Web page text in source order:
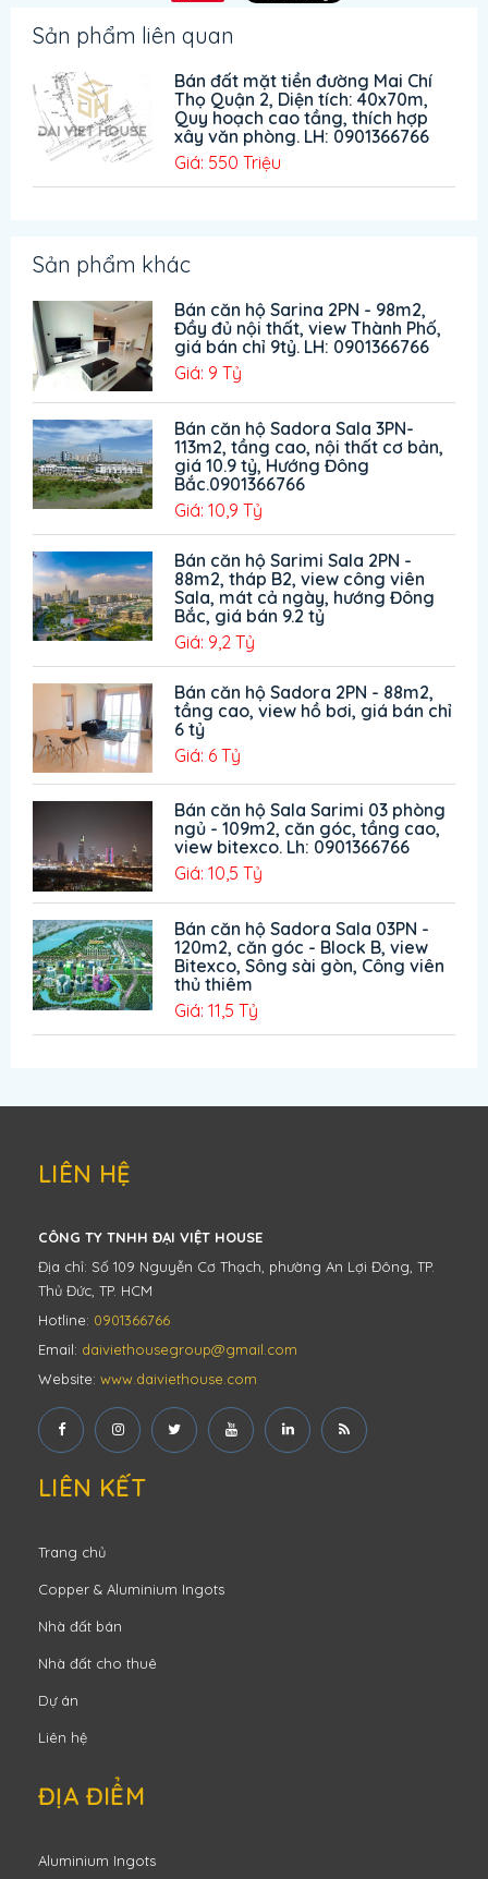
Sản phẩm liên quan
Bán đất mặt tiền đường Mai Chí
Thọ Quận 2, Diện tích: 40x70m,
Quy hoạch cao tầng, thích hợp
xây văn phòng. LH: 0901366766
Giá: 550 Triệu
Sản phẩm khác
Bán căn hộ Sarina 2PN - 98m2,
Đầy đủ nội thất, view Thành Phố,
giá bán chỉ 9tỷ. LH: 0901366766
Giá: 9 Tỷ
Bán căn hộ Sadora Sala 3PN-
113m2, tầng cao, nội thất cơ bản,
giá 10.9 tỷ, Hướng Đông
Bắc.0901366766
Giá: 10,9 Tỷ
Bán căn hộ Sarimi Sala 2PN -
88m2, tháp B2, view công viên
Sala, mát cả ngày, hướng Đông
Bắc, giá bán 9.2 tỷ
Giá: 9,2 Tỷ
Bán căn hộ Sadora 2PN - 88m2,
tầng cao, view hồ bơi, giá bán chỉ
6 tỷ
Giá: 6 Tỷ
Bán căn hộ Sala Sarimi 03 phòng
ngủ - 109m2, căn góc, tầng cao,
view bitexco. Lh: 0901366766
Giá: 10,5 Tỷ
Bán căn hộ Sadora Sala 03PN -
120m2, căn góc - Block B, view
Bitexco, Sông sài gòn, Công viên
thủ thiêm
Giá: 11,5 Tỷ
LIÊN HỆ
CÔNG TY TNHH ĐẠI VIỆT HOUSE
Địa chỉ: Số 109 Nguyễn Cơ Thạch, phường An Lợi Đông, TP.
Thủ Đức, TP. HCM
Hotline: 0901366766
Email: daiviethousegroup@gmail.com
Website: www.daiviethouse.com
LIÊN KẾT
Trang chủ
Copper & Aluminium Ingots
Nhà đất bán
Nhà đất cho thuê
Dự án
Liên hệ
ĐỊA ĐIỂM
Aluminium Ingots